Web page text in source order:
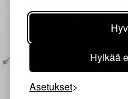
Hylkää
Asetukset